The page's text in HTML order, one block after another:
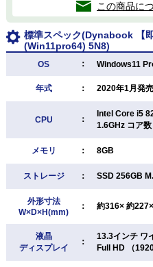
この商品に
標準スペック(Dynabook 【
(Win11pro64) 5N8)
OS ： Windows11
年式 ： 2020年1月発
CPU ：
Intel Core i5
1.6GHz コア
メモリ ： 8GB
ストレージ ： SSD 256GB
外形寸法
W×D×H(mm)
： 約316× 約
液晶
ディスプレイ
：
13.3インチ ワ
Full HD （